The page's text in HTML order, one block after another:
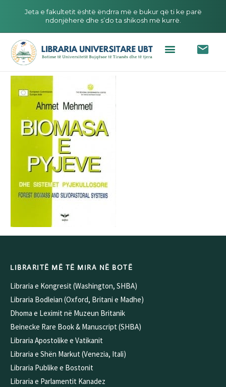
Jeta e fakultetit është ëndrra më e bukur që ti ke parë
ndonjëherë dhe s’do ta shikosh më kurrë.
LIBRARITË MË TË MIRA NË BOTË
Libraria e Kongresit (Washington, SHBA)
Libraria Bodleian (Oxford, Britani e Madhe)
Dhoma e Leximit në Muzeun Britanik
Beinecke Rare Book & Manuscript (SHBA)
Libraria Apostolike e Vatikanit
Libraria e Shën Markut (Venezia, Itali)
Libraria Publike e Bostonit
Libraria e Parlamentit Kanadez